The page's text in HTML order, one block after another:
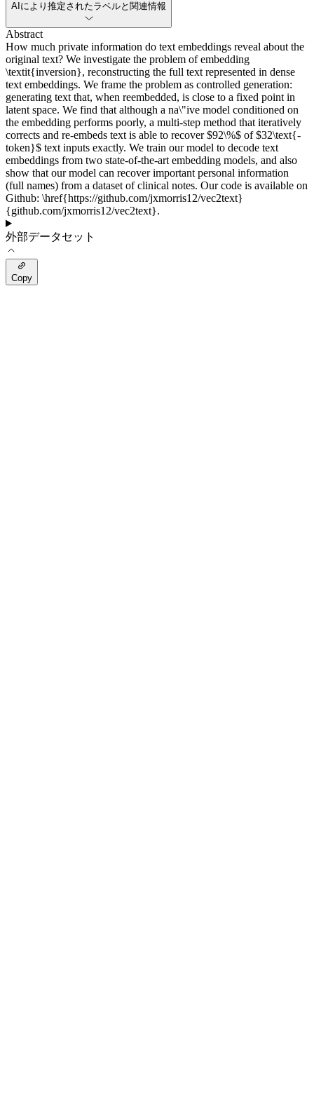
AIにより推定されたラベルと関連情報
Abstract
How much private information do text embeddings reveal about the
original text? We investigate the problem of embedding
\textit{inversion}, reconstructing the full text represented in dense
text embeddings. We frame the problem as controlled generation:
generating text that, when reembedded, is close to a fixed point in
latent space. We find that although a na\"ive model conditioned on
the embedding performs poorly, a multi-step method that iteratively
corrects and re-embeds text is able to recover $92\%$ of $32\text{-
token}$ text inputs exactly. We train our model to decode text
embeddings from two state-of-the-art embedding models, and also
show that our model can recover important personal information
(full names) from a dataset of clinical notes. Our code is available on
Github: \href{https://github.com/jxmorris12/vec2text}
{github.com/jxmorris12/vec2text}.
外部データセット
Copy